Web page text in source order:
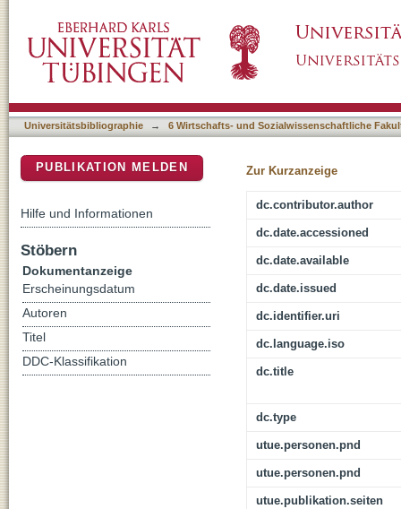
Gesellschaft
Universitätsbibliographie → 6 Wirtschafts- und Sozialwissenschaftliche
Zur Kurzanzeige
dc.contributor.author
dc.date.accessioned
dc.date.available
dc.date.issued
dc.identifier.uri
dc.language.iso
dc.title
dc.type
utue.personen.pnd
utue.personen.pnd
utue.publikation.seiten
PUBLIKATION MELDEN
Hilfe und Informationen
Stöbern
Dokumentanzeige
Erscheinungsdatum
Autoren
Titel
DDC-Klassifikation